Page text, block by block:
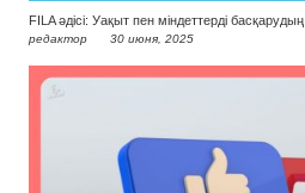
FILA әдісі: Уақыт пен міндеттерді басқарудың
редактор 30 июня, 2025